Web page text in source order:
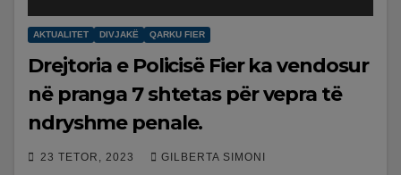
AKTUALITET DIVJAKË QARKU FIER
Drejtoria e Policisë Fier ka vendosur
në pranga 7 shtetas për vepra të
ndryshme penale.
23 TETOR, 2023 GILBERTA SIMONI